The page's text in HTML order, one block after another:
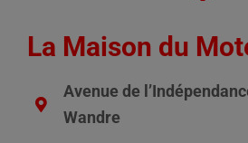
La Maison du
Avenue de
Wandre